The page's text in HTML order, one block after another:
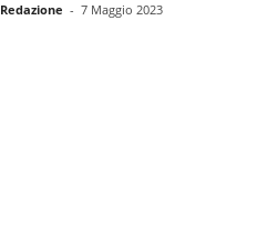
Redazione - 7 Maggio 2023